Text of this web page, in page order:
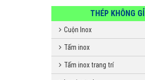
THÉP KHÔNG GỈ
Cuộn Inox
Tấm inox
Tấm inox trang trí